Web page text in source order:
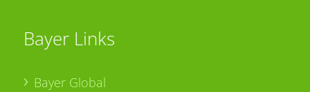
Bayer Links
Bayer Global